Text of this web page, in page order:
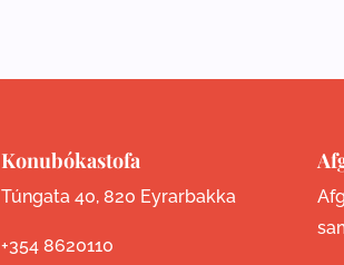
Konubókastofa
Túngata 40, 820 Eyrarbakka
+354 8620110